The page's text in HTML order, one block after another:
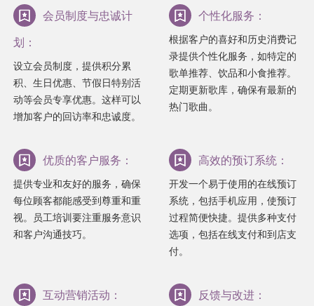
会员制度与忠诚计
划：
设立会员制度，提供积分累
积、生日优惠、节假日特别活
动等会员专享优惠。这样可以
增加客户的回访率和忠诚度。
个性化服务：
根据客户的喜好和历史消费记
录提供个性化服务，如特定的
歌单推荐、饮品和小食推荐。
定期更新歌库，确保有最新的
热门歌曲。
优质的客户服务：
提供专业和友好的服务，确保
每位顾客都能感受到尊重和重
视。员工培训要注重服务意识
和客户沟通技巧。
高效的预订系统：
开发一个易于使用的在线预订
系统，包括手机应用，使预订
过程简便快捷。提供多种支付
选项，包括在线支付和到店支
付。
互动营销活动： 反馈与改进：